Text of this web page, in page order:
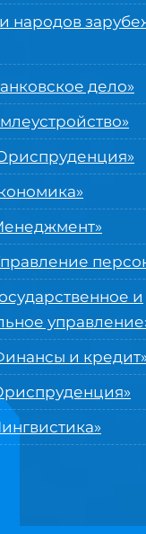
народов
дело»
и
и кредит»